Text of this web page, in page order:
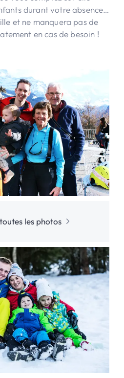
durant votre absence…
et ne manquera pas de
en cas de besoin !
les photos